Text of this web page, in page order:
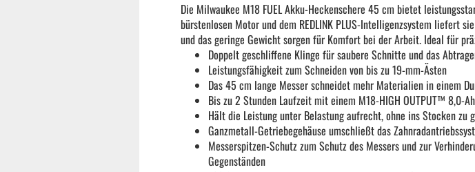
Ersatzteile
Zubehör und Hilfswerkzeug
Autoreinigung | Autopflege
Ratschen und
Schraubenschlüssel
Zange
Die Milwaukee M18 FUEL Akku-Heckenschere 45 cm bietet
bürstenlosen Motor und dem REDLINK PLUS-Intelligenzsystem liefert
und das geringe Gewicht sorgen für Komfort bei der Arbeit. Ideal für
Doppelt geschliffene Klinge für saubere Schnitte und das
Leistungsfähigkeit zum Schneiden von bis zu 19-mm-Ästen
Das 45 cm lange Messer schneidet mehr Materialien in einem
Bis zu 2 Stunden Laufzeit mit einem M18-HIGH OUTPUT™ 8,0-
Hält die Leistung unter Belastung aufrecht, ohne ins Stocken zu
Ganzmetall-Getriebegehäuse umschließt das
Messerspitzen-Schutz zum Schutz des Messers und zur
Gegenständen